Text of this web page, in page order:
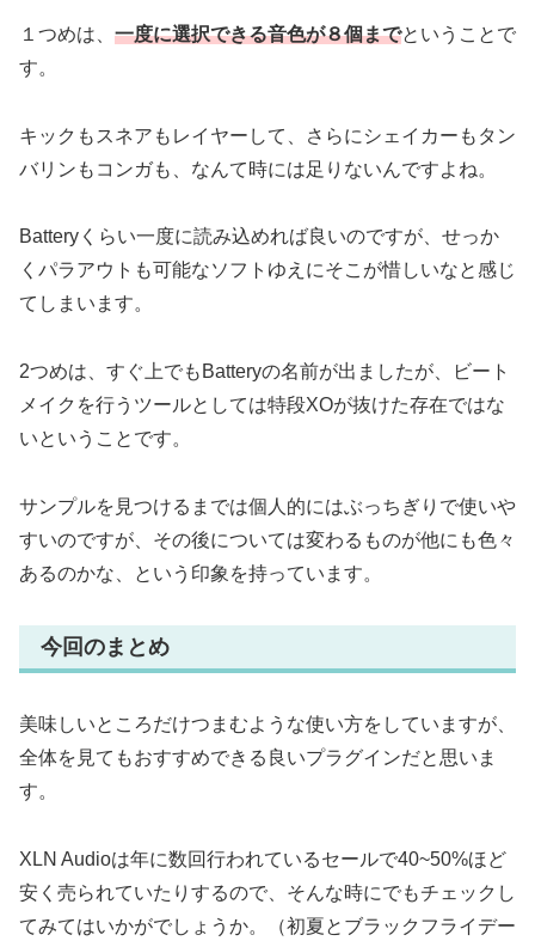
１つめは、 一度に選択できる音色が８個までということで
す。
キックもスネアもレイヤーして、さらにシェイカーもタン
バリンもコンガも、なんて時には足りないんですよね。
Batteryくらい一度に読み込めれば良いのですが、せっか
くパラアウトも可能なソフトゆえにそこが惜しいなと感じ
てしまいます。
2つめは、すぐ上でもBatteryの名前が出ましたが、ビート
メイクを行うツールとしては特段XOが抜けた存在ではな
いということです。
サンプルを見つけるまでは個人的にはぶっちぎりで使いや
すいのですが、その後については変わるものが他にも色々
あるのかな、という印象を持っています。
今回のまとめ
美味しいところだけつまむような使い方をしていますが、
全体を見てもおすすめできる良いプラグインだと思いま
す。
XLN Audioは年に数回行われているセールで40~50%ほど
安く売られていたりするので、そんな時にでもチェックし
てみてはいかがでしょうか。（初夏とブラックフライデー